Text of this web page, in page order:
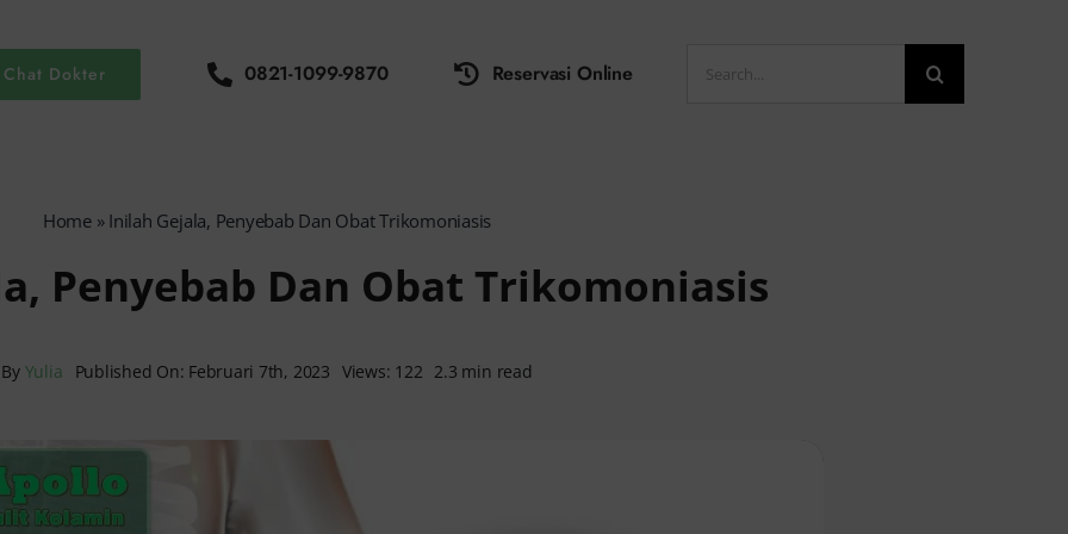
Chat Dokter 0821-1099-9870 Reservasi Online
for:
Home» Inilah Gejala, Penyebab Dan Obat Trikomoniasis
Penyebab Dan Obat Trikomoniasis
By Yulia Published On: Februari 7th, 2023 Views: 122 2.3 min read